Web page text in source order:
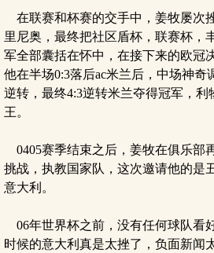
在联赛和杯赛的交手中，姜牧屡次
里尼奥，最终把社区盾杯，联赛杯，
军全部囊括在怀中，在接下来的欧冠
他在半场0:3落后ac米兰后，中场神奇
逆转，最终4:3逆转米兰夺得冠军，
王。
0405赛季结束之后，姜牧在俱乐部
挑战，执教国家队，这次邀请他的是
意大利。
06年世界杯之前，没有任何球队看
时候的意大利真是太挫了，负面新闻